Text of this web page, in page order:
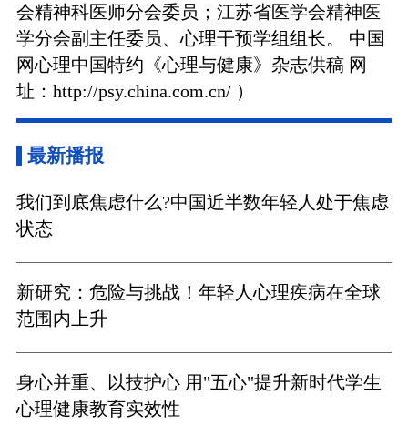
会精神科医师分会委员；江苏省医学会精神医
学分会副主任委员、心理干预学组组长。 中国
网心理中国特约《心理与健康》杂志供稿 网
址：http://psy.china.com.cn/ ）
最新播报
我们到底焦虑什么?中国近半数年轻人处于焦虑
状态
新研究：危险与挑战！年轻人心理疾病在全球
范围内上升
身心并重、以技护心 用"五心"提升新时代学生
心理健康教育实效性